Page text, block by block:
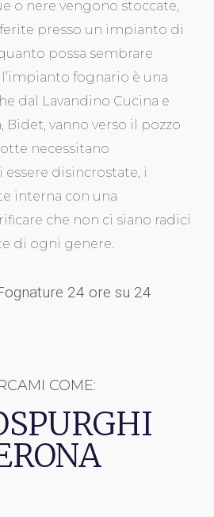
o nere vengono stoccate,
presso un impianto di
possa sembrare
fognario è una
dal Lavandino Cucina e
Bidet, vanno verso il pozzo
necessitano
disincrostate, i
interna con una
che non ci siano radici
di ogni genere.
24 ore su 24
COME: